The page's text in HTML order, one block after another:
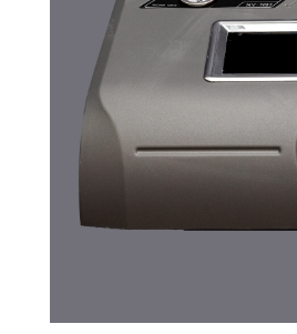
коррекции фигуры
оборудование для косметолога
красоты
расходные материалы